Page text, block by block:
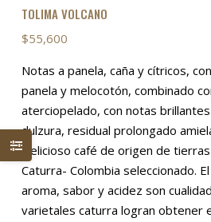
TOLIMA VOLCANO
$55,600
Notas a panela, caña y cítricos,
panela y melocotón, combinado
aterciopelado, con notas
dulzura, residual prolongado
Delicioso café de origen de
Caturra- Colombia seleccionado.
aroma, sabor y acidez son
varietales caturra logran obtener
pueden
elegir
en
la
página
de
producto